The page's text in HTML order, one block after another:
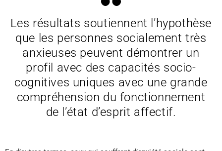
Les résultats soutiennent l’hypothèse
que les personnes socialement très
anxieuses peuvent démontrer un
profil avec des capacités socio-
cognitives uniques avec une grande
compréhension du fonctionnement
de l’état d’esprit affectif.